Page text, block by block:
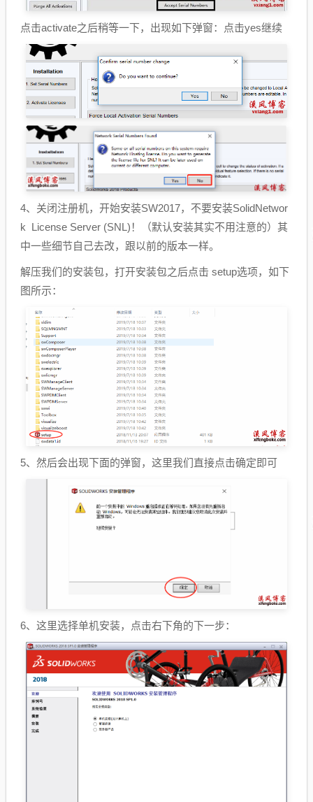
点击activate之后稍等一下，出现如下弹窗：点击yes继续
4、关闭注册机，开始安装SW2017，不要安装SolidNetwor
k License Server (SNL)！（默认安装其实不用注意的）其
中一些细节自己去改，跟以前的版本一样。
解压我们的安装包，打开安装包之后点击 setup选项，如下
图所示：
5、然后会出现下面的弹窗，这里我们直接点击确定即可
6、这里选择单机安装，点击右下角的下一步：